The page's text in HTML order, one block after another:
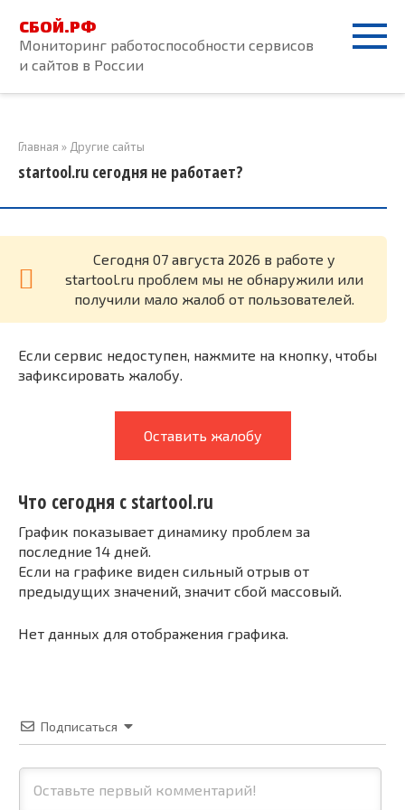
контенту
СБОЙ.РФ
Мониторинг работоспособности сервисов
и сайтов в России
Главная » Другие сайты
startool.ru сегодня не работает?
Cегодня 07 августа 2026 в работе у
startool.ru проблем мы не обнаружили или
получили мало жалоб от пользователей.
Если сервис недоступен, нажмите на кнопку, чтобы
зафиксировать жалобу.
Оставить жалобу
Что сегодня с startool.ru
График показывает динамику проблем за
последние 14 дней.
Если на графике виден сильный отрыв от
предыдущих значений, значит сбой массовый.
Нет данных для отображения графика.
Подписаться